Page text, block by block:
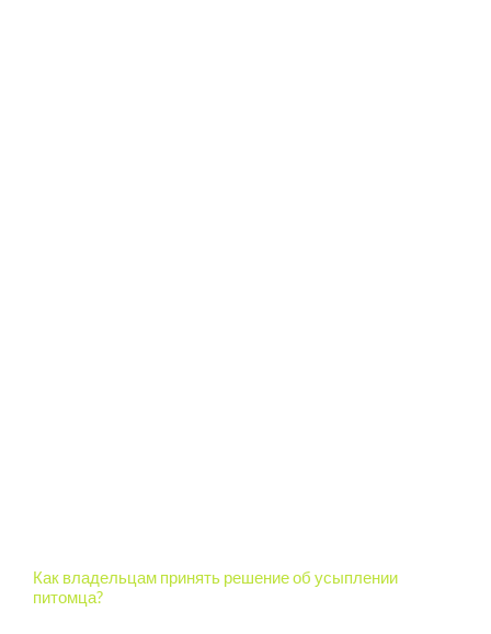
Как владельцам принять решение об усыплении
питомца?